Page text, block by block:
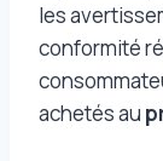
les
conformité
achetés au